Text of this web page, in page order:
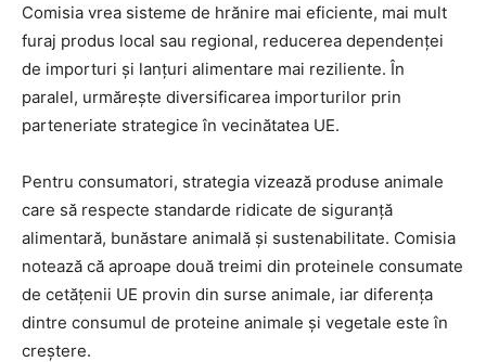
Comisia vrea sisteme de hrănire mai eficiente, mai mult
furaj produs local sau regional, reducerea dependenței
de importuri și lanțuri alimentare mai reziliente. În
paralel, urmărește diversificarea importurilor prin
parteneriate strategice în vecinătatea UE.
Pentru consumatori, strategia vizează produse animale
care să respecte standarde ridicate de siguranță
alimentară, bunăstare animală și sustenabilitate. Comisia
notează că aproape două treimi din proteinele consumate
de cetățenii UE provin din surse animale, iar diferența
dintre consumul de proteine animale și vegetale este în
creștere.